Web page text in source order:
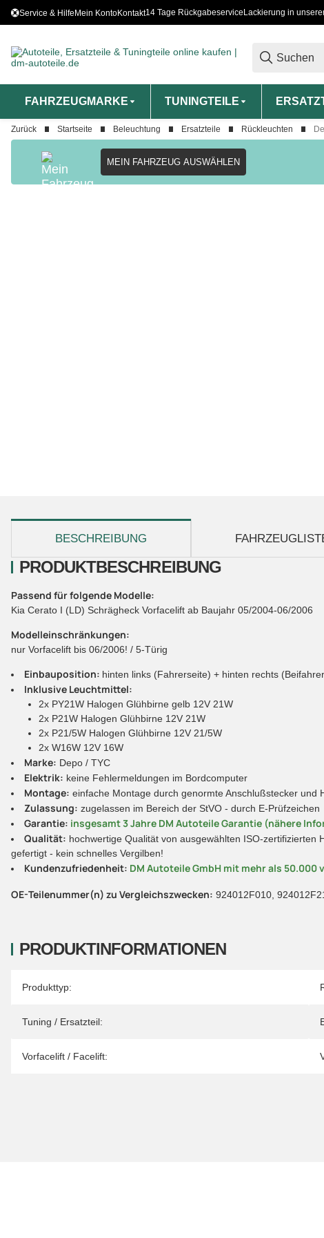
Service & HilfeMein KontoKontakt14 Tage Rückgabeservice Lackierung in
FAHRZEUGMARKE TUNINGTEILE
Zurück Startseite Beleuchtung Ersatzteile Rückleuchten
MEIN FAHRZEUG AUSWÄHLEN
BESCHREIBUNG
PRODUKTINFORMATIONEN
Produkteigenschaft
Wert
Produkttyp:
Tuning / Ersatzteil:
Vorfacelift / Facelift:
PRODUKTBESCHREIBUNG
Passend für folgende Modelle:
Kia Cerato I (LD) Schrägheck Vorfacelift ab Baujahr 05/2004-06/2006
Modelleinschränkungen:
nur Vorfacelift bis 06/2006! / 5-Türig
Einbauposition: hinten links (Fahrerseite) + hinten rechts
Inklusive Leuchtmittel:
2x PY21W Halogen Glühbirne gelb 12V 21W
2x P21W Halogen Glühbirne 12V 21W
2x P21/5W Halogen Glühbirne 12V 21/5W
2x W16W 12V 16W
Marke: Depo / TYC
Elektrik: keine Fehlermeldungen im Bordcomputer
Montage: einfache Montage durch genormte Anschlußstecker
Zulassung: zugelassen im Bereich der StVO - durch E-Prüfzeichen
Garantie: insgesamt 3 Jahre DM Autoteile Garantie (nähere
Qualität: hochwertige Qualität von ausgewählten ISO-
gefertigt - kein schnelles Vergilben!
Kundenzufriedenheit: DM Autoteile GmbH mit mehr als
OE-Teilenummer(n) zu Vergleichszwecken: 924012F010,